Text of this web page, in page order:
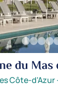
du Mas
Côte-d'Azur